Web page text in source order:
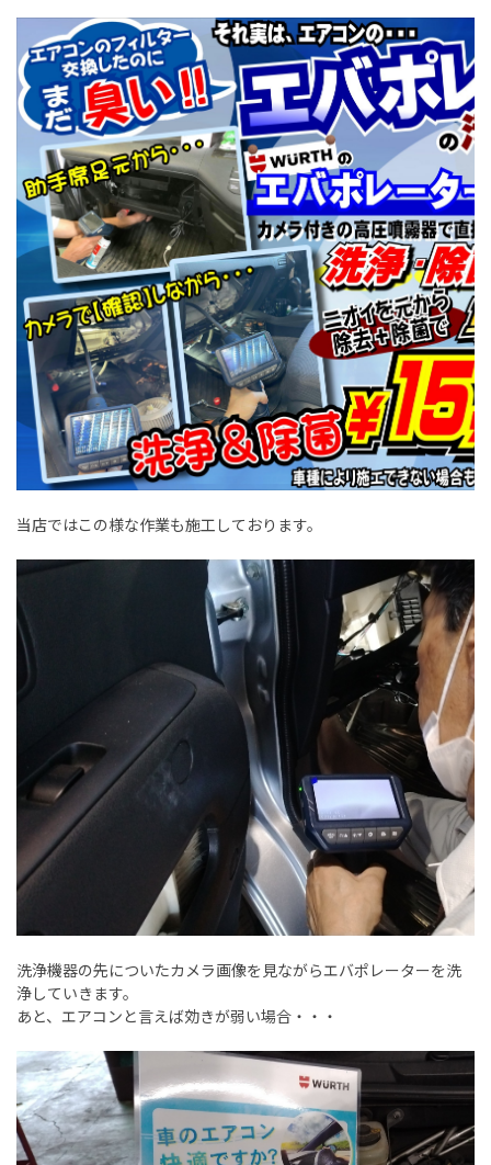
当店ではこの様な作業も施工しております。
洗浄機器の先についたカメラ画像を見ながらエバポレーターを洗
浄していきます。
あと、エアコンと言えば効きが弱い場合・・・